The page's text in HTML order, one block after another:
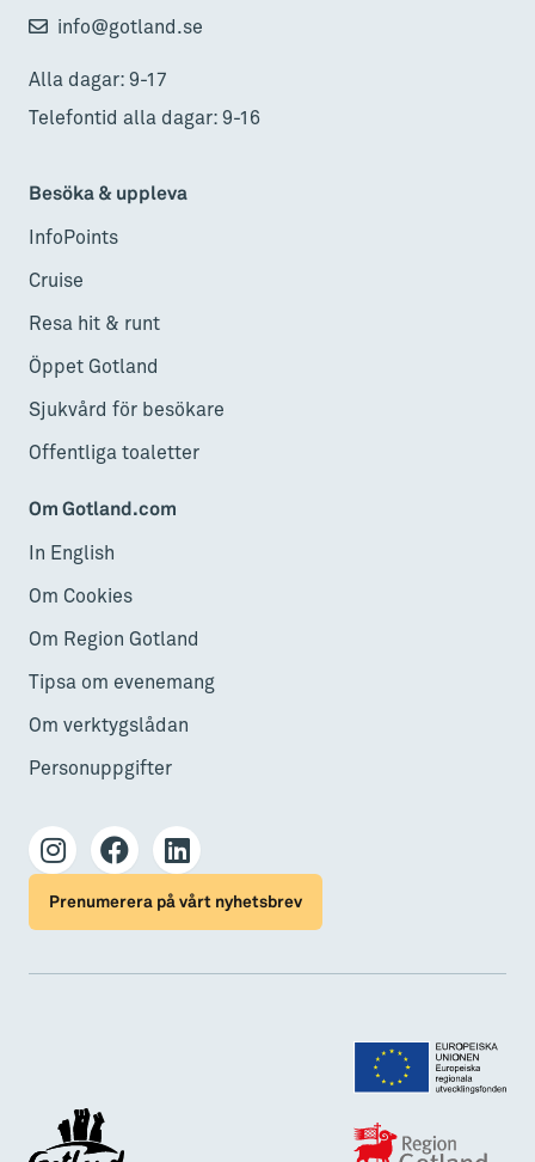
info@gotland.se
Alla dagar: 9-17
Telefontid alla dagar: 9-16
Besöka & uppleva
InfoPoints
Cruise
Resa hit & runt
Öppet Gotland
Sjukvård för besökare
Offentliga toaletter
Om Gotland.com
In English
Om Cookies
Om Region Gotland
Tipsa om evenemang
Om verktygslådan
Personuppgifter
Prenumerera på vårt nyhetsbrev